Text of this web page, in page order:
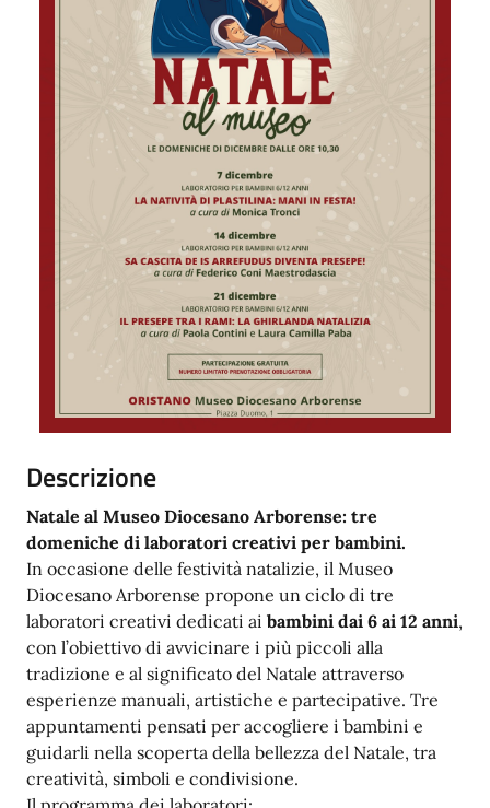
Descrizione
Natale al Museo Diocesano Arborense: tre
domeniche di laboratori creativi per bambini.
In occasione delle festività natalizie, il Museo
Diocesano Arborense propone un ciclo di tre
laboratori creativi dedicati ai bambini dai 6 ai 12 anni,
con l’obiettivo di avvicinare i più piccoli alla
tradizione e al significato del Natale attraverso
esperienze manuali, artistiche e partecipative. Tre
appuntamenti pensati per accogliere i bambini e
guidarli nella scoperta della bellezza del Natale, tra
creatività, simboli e condivisione.